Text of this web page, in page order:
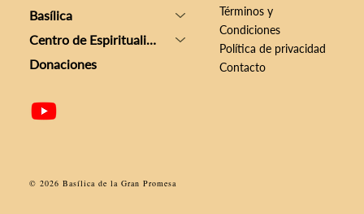
Basílica
Centro de Espiritualidad
Donaciones
Términos y
Condiciones
Política de privacidad
Contacto
© 2026 Basílica de la Gran Promesa